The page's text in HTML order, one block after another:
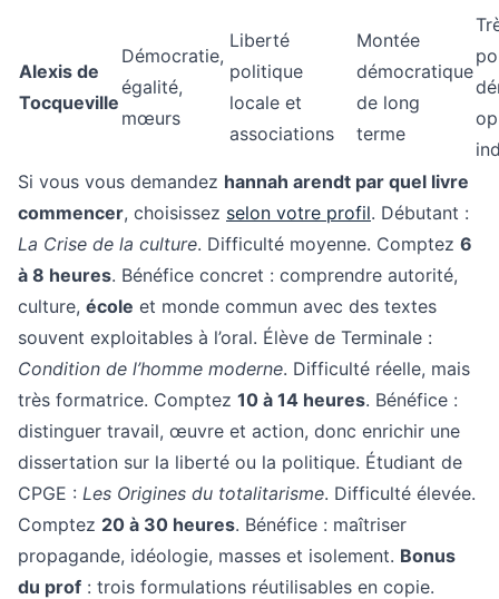
Alexis de
Tocqueville
Démocratie,
égalité,
mœurs
Liberté
politique
locale et
associations
Montée
démocratique
de long
terme
Si vous vous demandez hannah arendt par quel livre
commencer, choisissez selon votre profil. Débutant :
La Crise de la culture. Difficulté moyenne. Comptez 6
à 8 heures. Bénéfice concret : comprendre autorité,
culture, école et monde commun avec des textes
souvent exploitables à l’oral. Élève de Terminale :
Condition de l’homme moderne. Difficulté réelle, mais
très formatrice. Comptez 10 à 14 heures. Bénéfice :
distinguer travail, œuvre et action, donc enrichir une
dissertation sur la liberté ou la politique. Étudiant de
CPGE : Les Origines du totalitarisme. Difficulté élevée.
Comptez 20 à 30 heures. Bénéfice : maîtriser
propagande, idéologie, masses et isolement. Bonus
du prof : trois formulations réutilisables en copie.